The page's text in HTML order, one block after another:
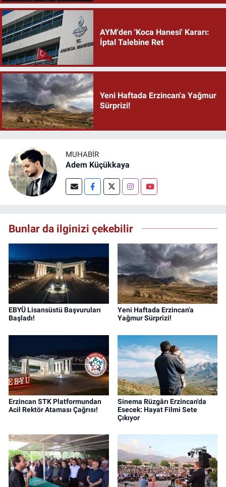
AYM'den 'Koca Hanesi' Kararı:
İptal Talebine Ret
Yeni Haftada Erzincan'a Yağmur
Sürprizi!
MUHABIR
Adem Küçükkaya
Bunlar da ilginizi çekebilir
EBYÜ Lisansüstü Başvuruları
Başladı!
Yeni Haftada Erzincan'a
Yağmur Sürprizi!
Erzincan STK Platformundan
Acil Rektör Ataması Çağrısı!
Sinema Rüzgârı Erzincan'da
Esecek: Hayat Filmi Sete
Çıkıyor